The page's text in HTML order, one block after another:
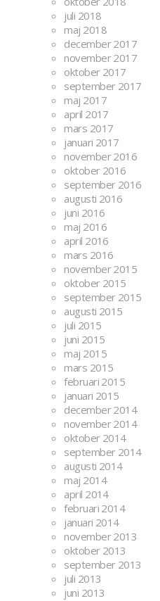
juli 2018
maj 2018
december 2017
november 2017
oktober 2017
september 2017
maj 2017
april 2017
mars 2017
januari 2017
november 2016
oktober 2016
september 2016
augusti 2016
juni 2016
maj 2016
april 2016
mars 2016
november 2015
oktober 2015
september 2015
augusti 2015
juli 2015
juni 2015
maj 2015
mars 2015
februari 2015
januari 2015
december 2014
november 2014
oktober 2014
september 2014
augusti 2014
maj 2014
april 2014
februari 2014
januari 2014
november 2013
oktober 2013
september 2013
juli 2013
juni 2013